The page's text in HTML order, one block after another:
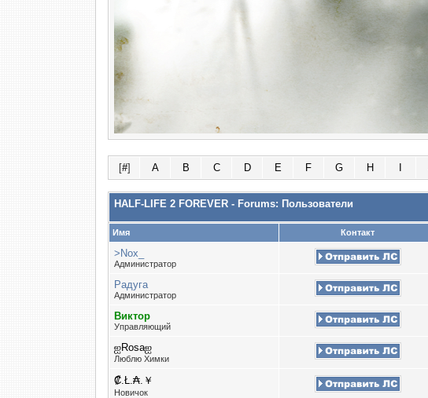
[#] A B C D E F G H
HALF-LIFE 2 FOREVER - Forums: Пользователи
Имя Контакт
>Nox_
Администратор
Радуга
Администратор
Виктор
Управляющий
ஐRosaஐ
Люблю Химки
₡.Ł.₳.￥
Новичок